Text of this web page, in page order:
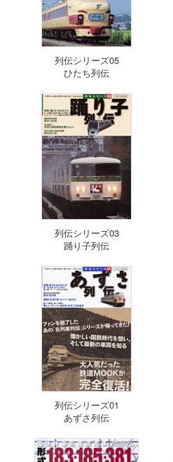
列伝シリーズ05
ひたち列伝
列伝シリーズ03
踊り子列伝
列伝シリーズ01
あずさ列伝